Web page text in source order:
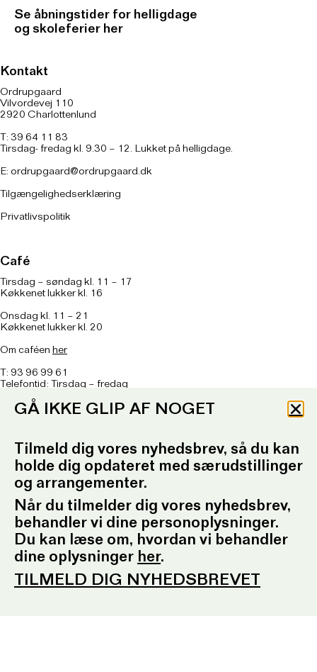
Se åbningstider for helligdage
og skoleferier her
Kontakt
Ordrupgaard
Vilvordevej 110
2920 Charlottenlund
T: 39 64 11 83
Tirsdag- fredag kl. 9.30 – 12. Lukket på helligdage.
E: ordrupgaard@ordrupgaard.dk
Tilgængelighedserklæring
Privatlivspolitik
Café
Tirsdag – søndag kl. 11 – 17
Køkkenet lukker kl. 16
Onsdag kl. 11 – 21
Køkkenet lukker kl. 20
Om caféen her
T: 93 96 99 61
Telefontid: Tirsdag – fredag
kl. 10.30-12.30 og kl. 16.30-17.30
Presserum
Pressemeddelelser
Presseansvarlig
Fotobestilling
Sociale medier
Facebook
Instagram
GÅ IKKE GLIP AF NOGET
Tilmeld dig vores nyhedsbrev, så du kan
holde dig opdateret med særudstillinger
og arrangementer.
Når du tilmelder dig vores nyhedsbrev,
behandler vi dine personoplysninger.
Du kan læse om, hvordan vi behandler
dine oplysninger her.
TILMELD DIG NYHEDSBREVET